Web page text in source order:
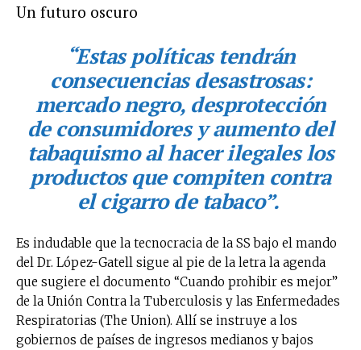
Un futuro oscuro
“Estas políticas tendrán
consecuencias desastrosas:
mercado negro, desprotección
de consumidores y aumento del
tabaquismo al hacer ilegales los
productos que compiten contra
el cigarro de tabaco”.
Es indudable que la tecnocracia de la SS bajo el mando
del Dr. López-Gatell sigue al pie de la letra la agenda
que sugiere el documento “Cuando prohibir es mejor”
de la Unión Contra la Tuberculosis y las Enfermedades
Respiratorias (The Union). Allí se instruye a los
gobiernos de países de ingresos medianos y bajos